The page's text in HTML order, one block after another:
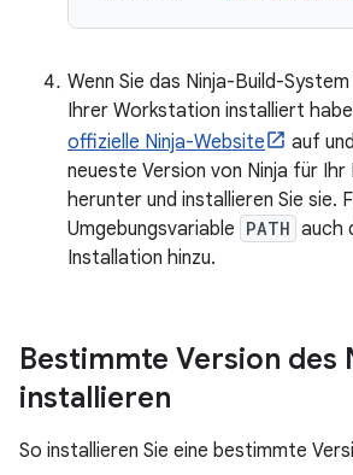
Wenn Sie das Ninja-Build-
Ihrer Workstation installiert
offizielle Ninja-Website
auf
neueste Version von Ninja für
herunter und installieren Sie sie.
Umgebungsvariable PATH auch
Installation hinzu.
Bestimmte Version des
installieren
So installieren Sie eine bestimmte